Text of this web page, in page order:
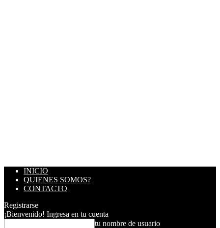
INICIO
QUIENES SOMOS?
CONTACTO
Registrarse
¡Bienvenido! Ingresa en tu cuenta
tu nombre de usuario